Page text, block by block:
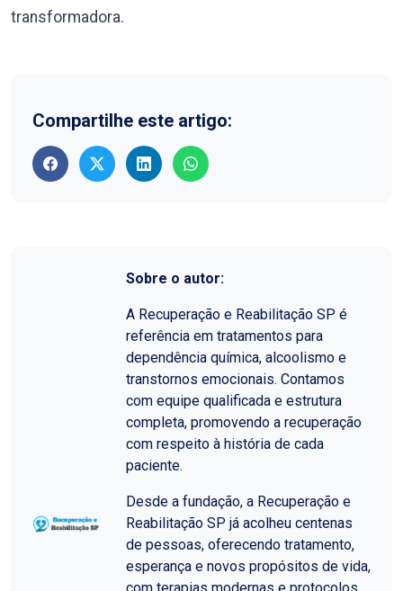
transformadora.
Compartilhe este artigo:
Sobre o autor:
A Recuperação e Reabilitação SP é
referência em tratamentos para
dependência química, alcoolismo e
transtornos emocionais. Contamos
com equipe qualificada e estrutura
completa, promovendo a recuperação
com respeito à história de cada
paciente.
Desde a fundação, a Recuperação e
Reabilitação SP já acolheu centenas
de pessoas, oferecendo tratamento,
esperança e novos propósitos de vida,